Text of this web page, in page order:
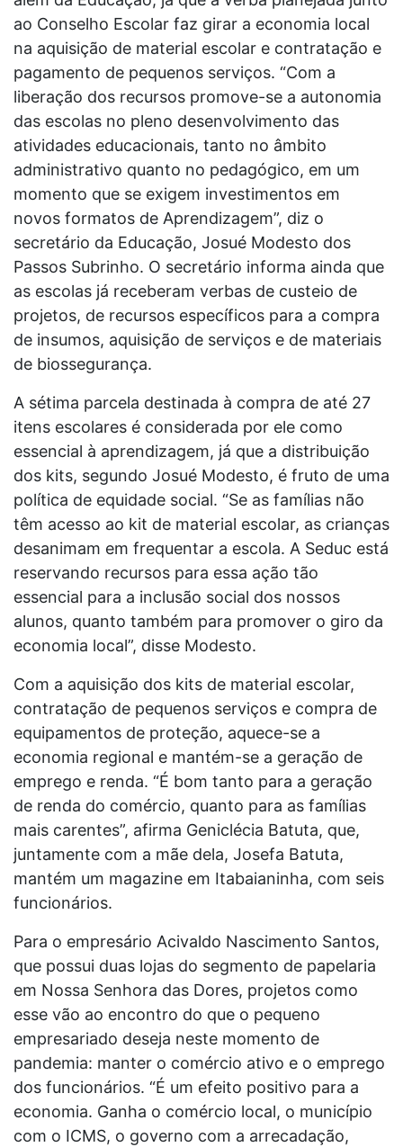
ao Conselho Escolar faz girar a economia local
na aquisição de material escolar e contratação e
pagamento de pequenos serviços. “Com a
liberação dos recursos promove-se a autonomia
das escolas no pleno desenvolvimento das
atividades educacionais, tanto no âmbito
administrativo quanto no pedagógico, em um
momento que se exigem investimentos em
novos formatos de Aprendizagem”, diz o
secretário da Educação, Josué Modesto dos
Passos Subrinho. O secretário informa ainda que
as escolas já receberam verbas de custeio de
projetos, de recursos específicos para a compra
de insumos, aquisição de serviços e de materiais
de biossegurança.
A sétima parcela destinada à compra de até 27
itens escolares é considerada por ele como
essencial à aprendizagem, já que a distribuição
dos kits, segundo Josué Modesto, é fruto de uma
política de equidade social. “Se as famílias não
têm acesso ao kit de material escolar, as crianças
desanimam em frequentar a escola. A Seduc está
reservando recursos para essa ação tão
essencial para a inclusão social dos nossos
alunos, quanto também para promover o giro da
economia local”, disse Modesto.
Com a aquisição dos kits de material escolar,
contratação de pequenos serviços e compra de
equipamentos de proteção, aquece-se a
economia regional e mantém-se a geração de
emprego e renda. “É bom tanto para a geração
de renda do comércio, quanto para as famílias
mais carentes”, afirma Geniclécia Batuta, que,
juntamente com a mãe dela, Josefa Batuta,
mantém um magazine em Itabaianinha, com seis
funcionários.
Para o empresário Acivaldo Nascimento Santos,
que possui duas lojas do segmento de papelaria
em Nossa Senhora das Dores, projetos como
esse vão ao encontro do que o pequeno
empresariado deseja neste momento de
pandemia: manter o comércio ativo e o emprego
dos funcionários. “É um efeito positivo para a
economia. Ganha o comércio local, o município
com o ICMS, o governo com a arrecadação,